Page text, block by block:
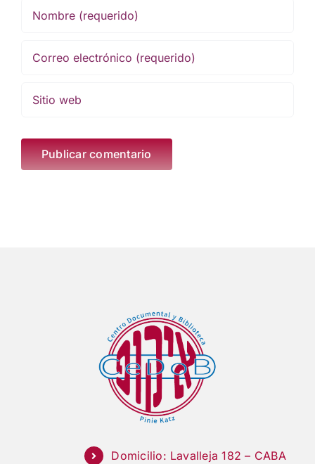
Domicilio: Lavalleja 182 – CABA